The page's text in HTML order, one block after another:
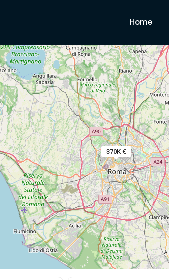
Home
370K €